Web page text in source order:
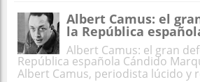
Albert Camus: el
la República
Albert Camus: el gran
República española Cándido
Albert Camus, periodista lúcido y